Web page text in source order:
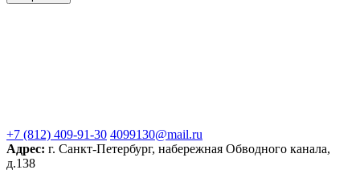
+7 (812) 409-91-30 4099130@mail.ru
Адрес: г. Санкт-Петербург, набережная Обводного канала,
д.138